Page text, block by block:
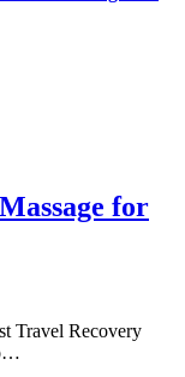
for
Travel Recovery